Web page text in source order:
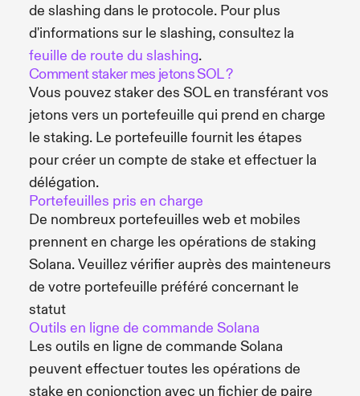
de slashing dans le protocole. Pour plus
d'informations sur le slashing, consultez la
feuille de route du slashing.
Comment staker mes jetons SOL ?
Vous pouvez staker des SOL en transférant vos
jetons vers un portefeuille qui prend en charge
le staking. Le portefeuille fournit les étapes
pour créer un compte de stake et effectuer la
délégation.
Portefeuilles pris en charge
De nombreux portefeuilles web et mobiles
prennent en charge les opérations de staking
Solana. Veuillez vérifier auprès des mainteneurs
de votre portefeuille préféré concernant le
statut
Outils en ligne de commande Solana
Les outils en ligne de commande Solana
peuvent effectuer toutes les opérations de
stake en conjonction avec un fichier de paire